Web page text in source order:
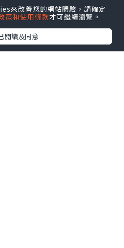
#stein
#gelmerbahn
來改善您的網站體驗，請確定
策和使用條款才可繼續瀏覽。
閱讀及同意